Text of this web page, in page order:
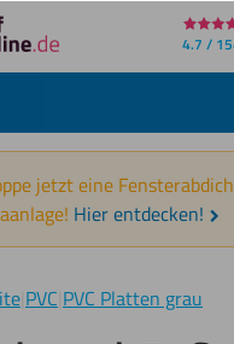
4.7 /
jetzt eine
Hier entdecken!
PVC PVC Platten grau